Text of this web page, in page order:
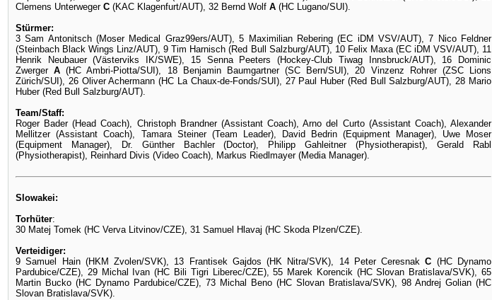
Clemens Unterweger C (KAC Klagenfurt/AUT), 32 Bernd Wolf A (HC Lugano/SUI).
Stürmer:
3 Sam Antonitsch (Moser Medical Graz99ers/AUT), 5 Maximilian Rebering (EC iDM VSV/AUT), 7 Nico Feldner
(Steinbach Black Wings Linz/AUT), 9 Tim Harnisch (Red Bull Salzburg/AUT), 10 Felix Maxa (EC iDM VSV/AUT), 11
Henrik Neubauer (Västerviks IK/SWE), 15 Senna Peeters (Hockey-Club Tiwag Innsbruck/AUT), 16 Dominic
ZwergerA (HC Ambri-Piotta/SUI), 18 Benjamin Baumgartner (SC Bern/SUI), 20 Vinzenz Rohrer (ZSC Lions
Zürich/SUI), 26 Oliver Achermann (HC La Chaux-de-Fonds/SUI), 27 Paul Huber (Red Bull Salzburg/AUT), 28 Mario
Huber (Red Bull Salzburg/AUT).
Team/Staff:
Roger Bader (Head Coach), Christoph Brandner (Assistant Coach), Arno del Curto (Assistant Coach), Alexander
Mellitzer (Assistant Coach), Tamara Steiner (Team Leader), David Bedrin (Equipment Manager), Uwe Moser
(Equipment Manager), Dr. Günther Bachler (Doctor), Philipp Gahleitner (Physiotherapist), Gerald Rabl
(Physiotherapist), Reinhard Divis (Video Coach), Markus Riedlmayer (Media Manager).
Slowakei:
Torhüter:
30 Matej Tomek (HC Verva Litvinov/CZE), 31 Samuel Hlavaj (HC Skoda Plzen/CZE).
Verteidiger:
9 Samuel Hain (HKM Zvolen/SVK), 13 Frantisek Gajdos (HK Nitra/SVK), 14 Peter CeresnakC (HC Dynamo
Pardubice/CZE), 29 Michal Ivan (HC Bili Tigri Liberec/CZE), 55 Marek Korencik (HC Slovan Bratislava/SVK), 65
Martin Bucko (HC Dynamo Pardubice/CZE), 73 Michal Beno (HC Slovan Bratislava/SVK), 98 Andrej Golian (HC
Slovan Bratislava/SVK).